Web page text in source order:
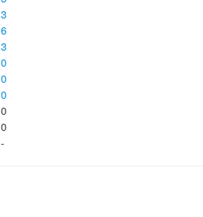
3
6
3
0
0
0
0
0
-